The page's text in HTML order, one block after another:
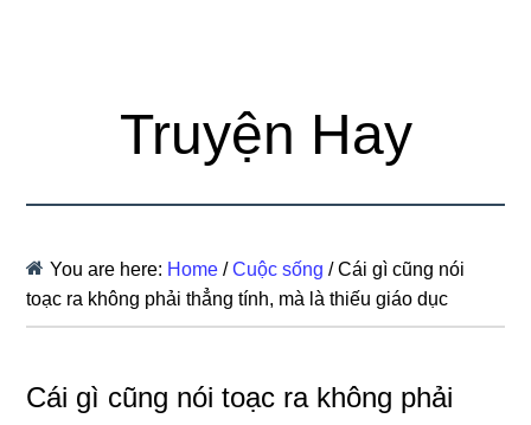
Truyện Hay
You are here: Home / Cuộc sống /Cái gì cũng nói
toạc ra không phải thẳng tính, mà là thiếu giáo dục
Cái gì cũng nói toạc ra không phải